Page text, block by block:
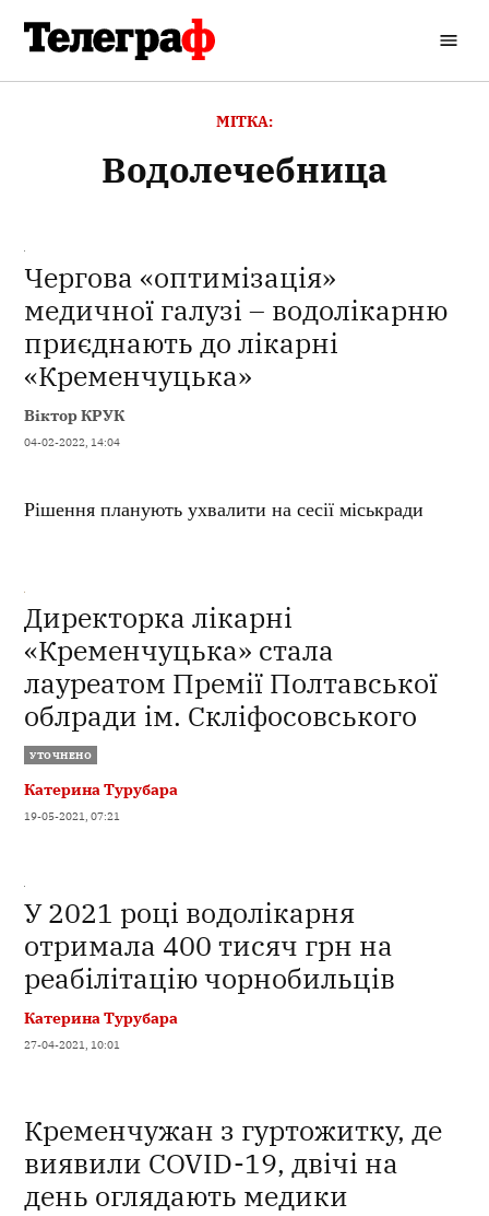
вмісту
Телеграф
МІТКА:
водолечебница
Чергова «оптимізація»
медичної галузі – водолікарню
приєднають до лікарні
«Кременчуцька»
Віктор КРУК
04-02-2022, 14:04
Рішення планують ухвалити на сесії міськради
Директорка лікарні
«Кременчуцька» стала
лауреатом Премії Полтавської
облради ім. Скліфосовського
УТОЧНЕНО
Катерина Турубара
19-05-2021, 07:21
У 2021 році водолікарня
отримала 400 тисяч грн на
реабілітацію чорнобильців
Катерина Турубара
27-04-2021, 10:01
Кременчужан з гуртожитку, де
виявили COVID-19, двічі на
день оглядають медики